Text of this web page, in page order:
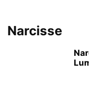
Narcisse